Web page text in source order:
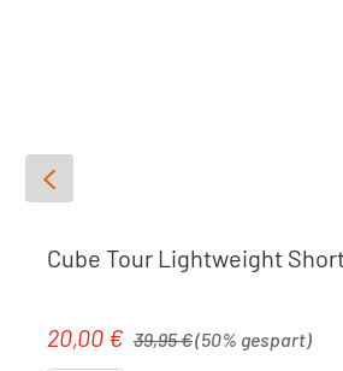
Cube Tour Lightweight
Verkaufspreis:
20,00 € 39,95 €(50% gespart)